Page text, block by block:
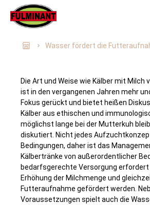
Wasser fördert die
Die Art und Weise wie Kälber mit Milch
ist in den vergangenen Jahren mehr
Fokus gerückt und bietet heißen
Kälber aus ethischen und
möglichst lange bei der Mutterkuh
diskutiert. Nicht jedes
Bedingungen, daher ist das
Kälbertränke von außerordentlicher
bedarfsgerechte Versorgung
Erhöhung der Milchmenge und
Futteraufnahme gefördert werden.
Voraussetzungen spielt auch die